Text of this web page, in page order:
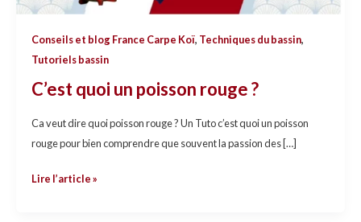
Conseils et blog France Carpe Koï, Techniques du bassin,
Tutoriels bassin
C’est quoi un poisson rouge ?
Ca veut dire quoi poisson rouge ? Un Tuto c’est quoi un poisson
rouge pour bien comprendre que souvent la passion des […]
Lire l’article »